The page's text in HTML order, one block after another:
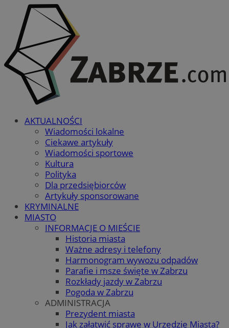
AKTUALNOŚCI
Wiadomości lokalne
Ciekawe artykuły
Wiadomości sportowe
Kultura
Polityka
Dla przedsiębiorców
Artykuły sponsorowane
KRYMINALNE
MIASTO
INFORMACJE O MIEŚCIE
Historia miasta
Ważne adresy i telefony
Harmonogram wywozu odpadów
Parafie i msze święte w Zabrzu
Rozkłady jazdy w Zabrzu
Pogoda w Zabrzu
ADMINISTRACJA
Prezydent miasta
Jak załatwić sprawę w Urzędzie Miasta?